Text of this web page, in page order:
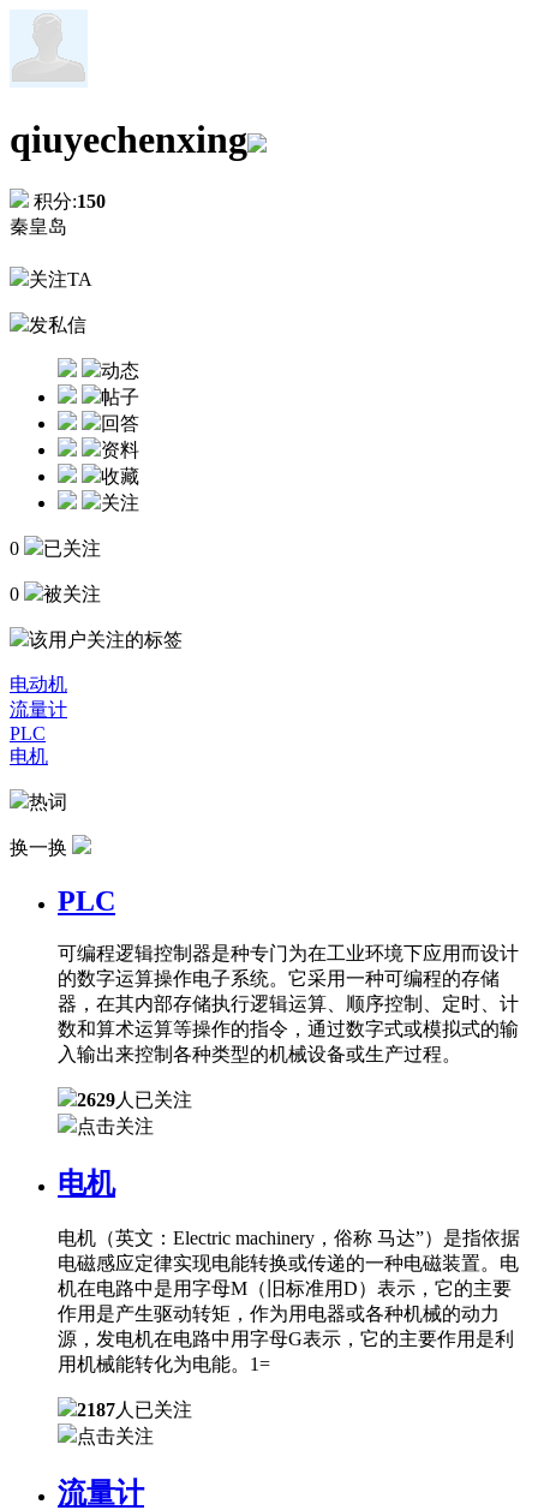
qiuyechenxing
积分:150
秦皇岛
关注TA
发私信
动态
帖子
回答
资料
收藏
关注
0 已关注
0 被关注
该用户关注的标签
电动机
流量计
PLC
电机
热词
换一换
PLC
可编程逻辑控制器是种专门为在工业环境下应用而设计
的数字运算操作电子系统。它采用一种可编程的存储
器，在其内部存储执行逻辑运算、顺序控制、定时、计
数和算术运算等操作的指令，通过数字式或模拟式的输
入输出来控制各种类型的机械设备或生产过程。
2629人已关注
点击关注
电机
电机（英文：Electric machinery，俗称 马达”）是指依据
电磁感应定律实现电能转换或传递的一种电磁装置。电
机在电路中是用字母M（旧标准用D）表示，它的主要
作用是产生驱动转矩，作为用电器或各种机械的动力
源，发电机在电路中用字母G表示，它的主要作用是利
用机械能转化为电能。1=
2187人已关注
点击关注
流量计